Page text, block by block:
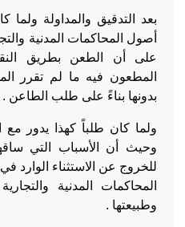
على أن الطعن بطريق
المطعون فيه ما لم تقرر
بدونها بناءً على طلب الطاعن .
ولما كان طلباً كهذا يدور
وحيث أن الأسباب التي
المحاكمات المدنية
وطبيعتها .